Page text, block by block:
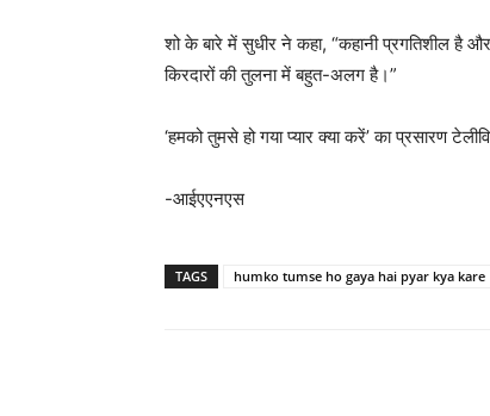
शो के बारे में सुधीर ने कहा, “कहानी प्रगतिशील है
किरदारों की तुलना में बहुत-अलग है।”
‘हमको तुमसे हो गया प्यार क्या करें’ का प्रसारण
-आईएएनएस
TAGS humko tumse ho gaya hai pyar kya kare